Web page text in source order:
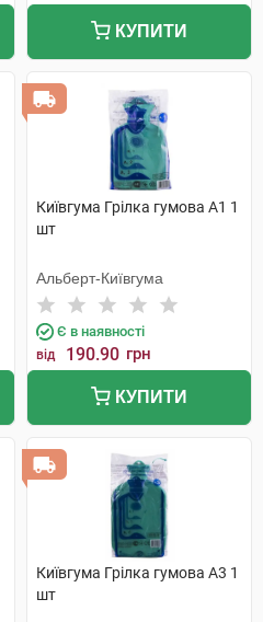
КУПИТИ
Київгума Грілка гумова А1 1
шт
Альберт-Київгума
Є в наявності
від 190.90 грн
КУПИТИ
Київгума Грілка гумова А3 1
шт